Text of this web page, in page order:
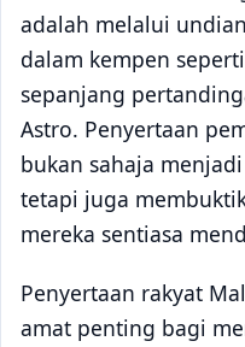
adalah melalui
dalam kempen
sepanjang
Astro. Penyertaan
bukan sahaja
tetapi juga
mereka sentiasa
Penyertaan rakyat
amat penting bagi